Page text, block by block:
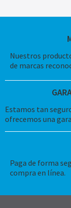
Nuestros
de marcas
Estamos tan
ofrecemos una
Paga de forma
compra en línea.